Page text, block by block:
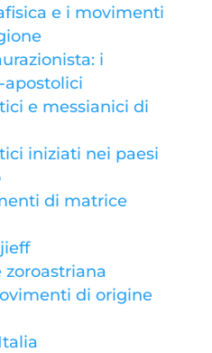
e i movimenti
i
e messianici di
iniziati nei paesi
di matrice
di origine